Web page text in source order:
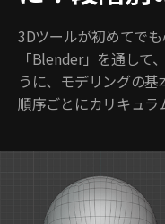
3Dツールが初めてで
「Blender」を通して
うに、モデリングの基
順序ごとにカリキュラ